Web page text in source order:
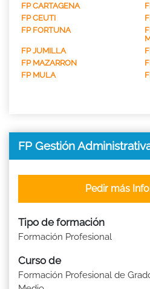
FP CARTAGENA
FP CEUTI
FP FORTUNA
FP JUMILLA
FP MAZARRON
FP MULA
FP Gestión
Tipo de formación
Formación Profesional
Curso de
Formación Profesional de
Pedir más